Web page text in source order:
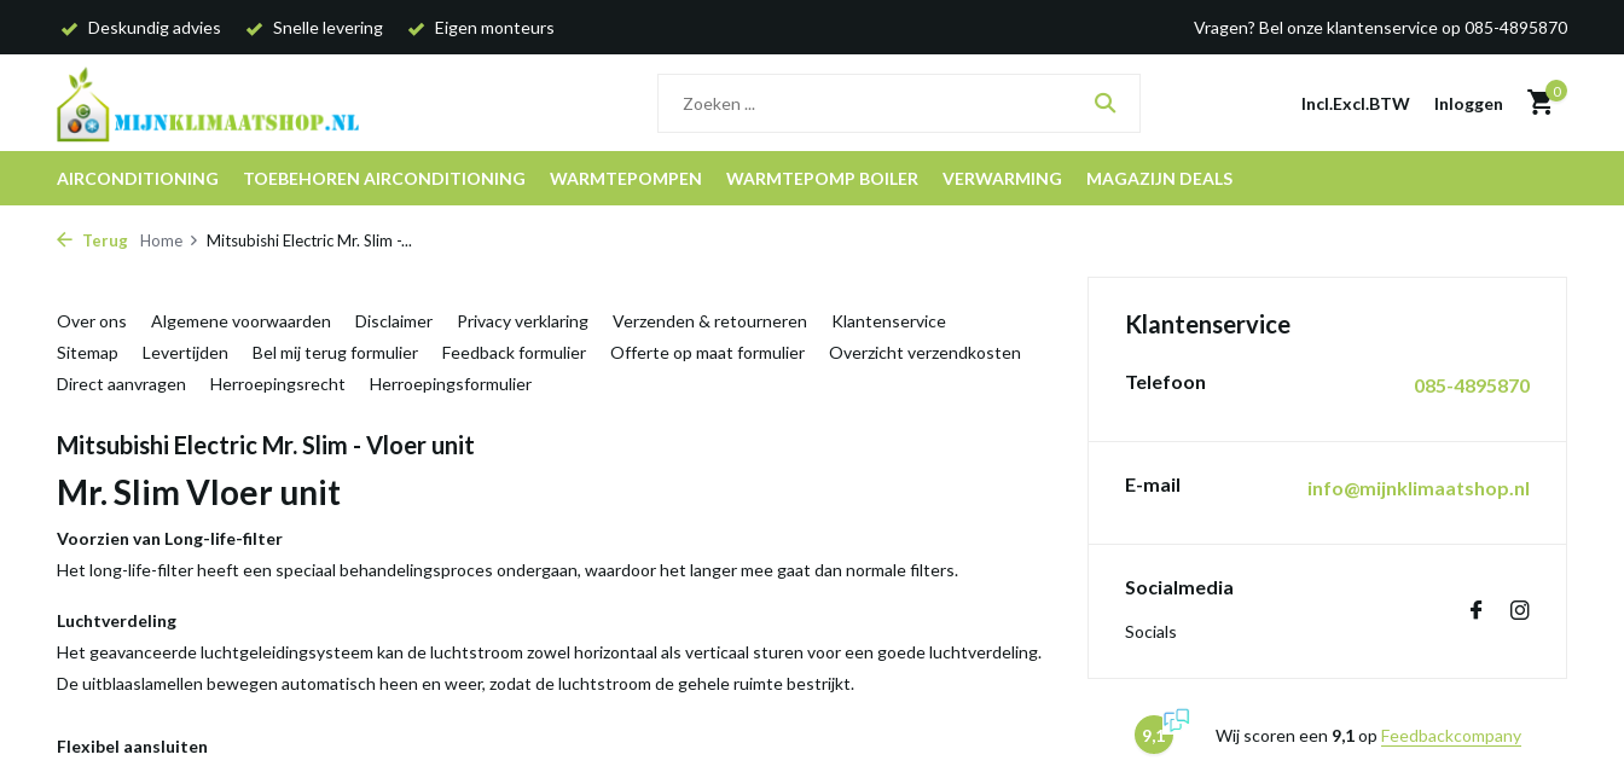
Deskundig advies Snelle levering Eigen monteurs Vragen? Bel onze klantenservice op 085-4895870
Incl.Excl.BTW Inloggen
0
AIRCONDITIONING TOEBEHOREN AIRCONDITIONING WARMTEPOMPEN WARMTEPOMP BOILER VERWARMING MAGAZIJN DEALS
Terug Home Mitsubishi Electric Mr. Slim -...
Over ons Algemene voorwaarden Disclaimer Privacy verklaring Verzenden & retourneren
Klantenservice
Sitemap
Levertijden Bel mij terug formulier Feedback formulier Offerte op maat formulier
Overzicht verzendkosten
Direct aanvragen
Herroepingsrecht Herroepingsformulier
Mitsubishi Electric Mr. Slim - Vloer unit
Mr. Slim Vloer unit
Voorzien van Long-life-filter
Het long-life-filter heeft een speciaal behandelingsproces ondergaan, waardoor het langer mee gaat dan normale filters.
Luchtverdeling
Het geavanceerde luchtgeleidingsysteem kan de luchtstroom zowel horizontaal als verticaal sturen voor een goede luchtverdeling.
De uitblaaslamellen bewegen automatisch heen en weer, zodat de luchtstroom de gehele ruimte bestrijkt.
Flexibel aansluiten
Klantenservice
Telefoon 085-4895870
E-mail info@mijnklimaatshop.nl
Socialmedia
Socials
9,1 Wij scoren een 9,1op Feedbackcompany